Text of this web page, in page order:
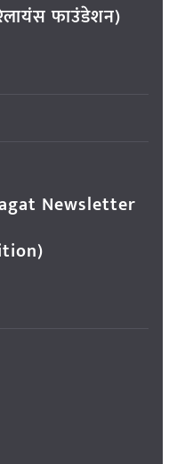
फाउंडेशन)
Newsletter